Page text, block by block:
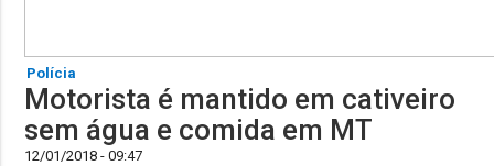
Polícia
Motorista é mantido em cativeiro
sem água e comida em MT
12/01/2018 - 09:47